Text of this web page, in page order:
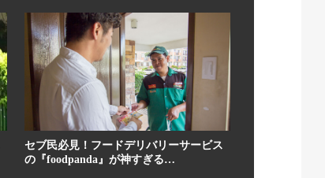
セブ民必見！フードデリバリーサービス
の『foodpanda』が神すぎる…